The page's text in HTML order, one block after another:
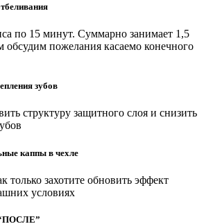
по 15 минут. Суммарно занимает 1,5
обсудим пожелания касаемо конечного
зубов
структуру защитного слоя и снизить
каппы в чехле
только захотите обновить эффект
условиях
“ПОСЛЕ”